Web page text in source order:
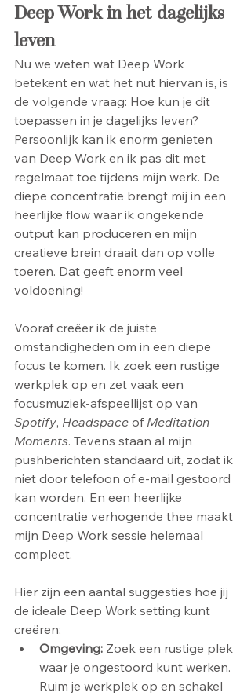
Deep Work in het dagelijks
leven
Nu we weten wat Deep Work
betekent en wat het nut hiervan is, is
de volgende vraag: Hoe kun je dit
toepassen in je dagelijks leven?
Persoonlijk kan ik enorm genieten
van Deep Work en ik pas dit met
regelmaat toe tijdens mijn werk. De
diepe concentratie brengt mij in een
heerlijke flow waar ik ongekende
output kan produceren en mijn
creatieve brein draait dan op volle
toeren. Dat geeft enorm veel
voldoening!
Vooraf creëer ik de juiste
omstandigheden om in een diepe
focus te komen. Ik zoek een rustige
werkplek op en zet vaak een
focusmuziek-afspeellijst op van
Spotify, Headspace of Meditation
Moments. Tevens staan al mijn
pushberichten standaard uit, zodat ik
niet door telefoon of e-mail gestoord
kan worden. En een heerlijke
concentratie verhogende thee maakt
mijn Deep Work sessie helemaal
compleet.
Hier zijn een aantal suggesties hoe jij
de ideale Deep Work setting kunt
creëren:
Omgeving: Zoek een rustige plek
waar je ongestoord kunt werken.
Ruim je werkplek op en schakel